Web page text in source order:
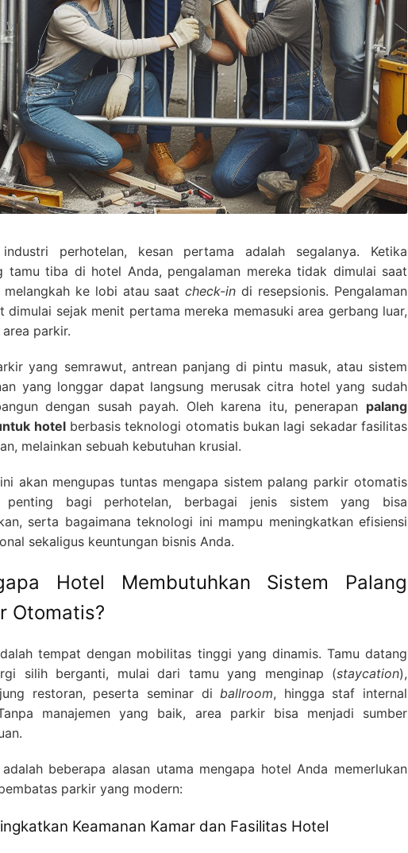
perhotelan, kesan pertama adalah segalanya. Ketika
tamu tiba di hotel Anda, pengalaman mereka tidak dimulai saat
melangkah ke lobi atau saatcheck-in di resepsionis. Pengalaman
dimulai sejak menit pertama mereka memasuki area gerbang luar,
parkir.
yang semrawut, antrean panjang di pintu masuk, atau sistem
yang longgar dapat langsung merusak citra hotel yang sudah
dengan susah payah. Oleh karena itu, penerapan palang
hotelberbasis teknologi otomatis bukan lagi sekadar fasilitas
melainkan sebuah kebutuhan krusial.
akan mengupas tuntas mengapa sistem palang parkir otomatis
penting bagi perhotelan, berbagai jenis sistem yang bisa
serta bagaimana teknologi ini mampu meningkatkan efisiensi
sekaligus keuntungan bisnis Anda.
Hotel Membutuhkan Sistem Palang
Otomatis?
tempat dengan mobilitas tinggi yang dinamis. Tamu datang
silih berganti, mulai dari tamu yang menginap (staycation),
restoran, peserta seminar diballroom, hingga staf internal
manajemen yang baik, area parkir bisa menjadi sumber
beberapa alasan utama mengapa hotel Anda memerlukan
parkir yang modern:
Keamanan Kamar dan Fasilitas Hotel